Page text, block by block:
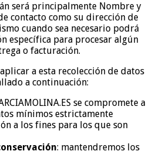
será principalmente Nombre y
contacto como su dirección de
cuando sea necesario podrá
específica para procesar algún
o facturación.
a esta recolección de datos
a continuación:
se compromete a
mínimos estrictamente
a los fines para los que son
: mantendremos los